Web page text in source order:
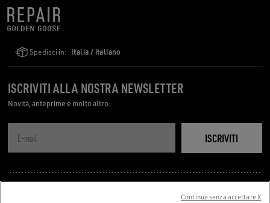
Spedisci in: Italia / italiano
ISCRIVITI ALLA NOSTRA NEWSLETTER
Novità, anteprime e molto altro.
ISCRIVITI
Continua senza accettare X